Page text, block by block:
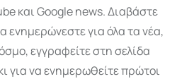
και Google news. Διαβάστε
ενημερώνεστε για όλα τα νέα,
εγγραφείτε στη σελίδα
για να ενημερωθείτε πρώτοι